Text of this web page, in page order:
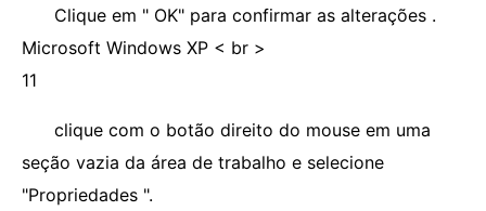
Clique em " OK" para confirmar as alterações .
Microsoft Windows XP < br >
11
clique com o botão direito do mouse em uma
seção vazia da área de trabalho e selecione
"Propriedades ".